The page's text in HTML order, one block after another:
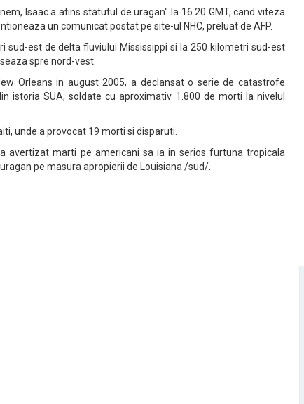
Isaac a atins statutul de uragan" la 16.20 GMT, cand viteza
un comunicat postat pe site-ul NHC, preluat de AFP.
sud-est de delta fluviului Mississippi si la 250 kilometri sud-est
spre nord-vest.
Orleans in august 2005, a declansat o serie de catastrofe
istoria SUA, soldate cu aproximativ 1.800 de morti la nivelul
unde a provocat 19 morti si disparuti.
a avertizat marti pe americani sa ia in serios furtuna tropicala
pe masura apropierii de Louisiana /sud/.